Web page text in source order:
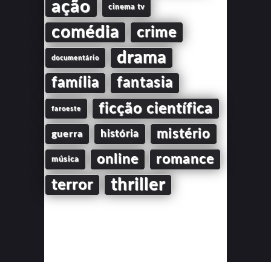
ação cinema tv
comédia crime
documentário drama
família fantasia
faroeste ficção científica
guerra história mistério
música online romance
terror thriller